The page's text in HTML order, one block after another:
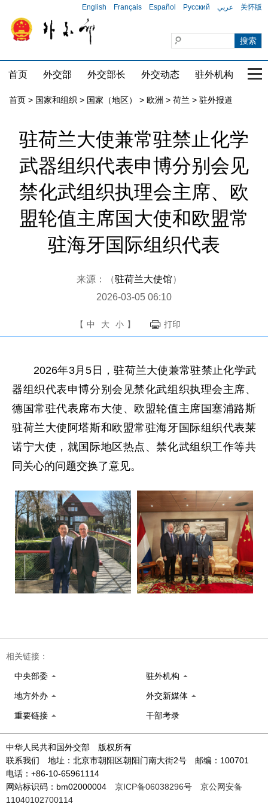
English Français Español Русский عربي 关怀版
首页 外交部 外交部长 外交动态 驻外机构 国
首页 > 国家和组织 > 国家（地区） > 欧洲 > 荷兰 > 驻外报道
驻荷兰大使兼常驻禁止化学
武器组织代表申博分别会见
禁化武组织执理会主席、欧
盟轮值主席国大使和欧盟常
驻海牙国际组织代表
来源：（驻荷兰大使馆）
2026-03-05 06:10
【 中 大 小 】 打印
2026年3月5日，驻荷兰大使兼常驻禁止化学武
器组织代表申博分别会见禁化武组织执理会主席、
德国常驻代表席布大使、欧盟轮值主席国塞浦路斯
驻荷兰大使阿塔斯和欧盟常驻海牙国际组织代表莱
诺宁大使，就国际地区热点、禁化武组织工作等共
同关心的问题交换了意见。
相关链接：
中央部委 驻外机构
地方外办 外交新媒体
重要链接 干部考录
中华人民共和国外交部 版权所有
联系我们 地址：北京市朝阳区朝阳门南大街2号 邮编：100701
电话：+86-10-65961114
网站标识码：bm02000004 京ICP备06038296号
京公网安备
11040102700114